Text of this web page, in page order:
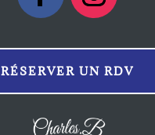
RÉSERVER UN RDV